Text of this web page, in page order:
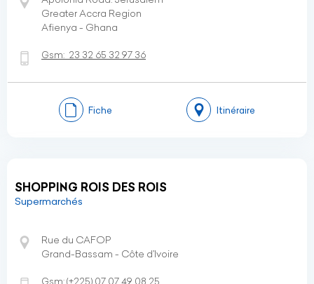
Greater Accra Region
Afienya - Ghana
Gsm: 23 32 65 32 97 36
Fiche Itinéraire
SHOPPING ROIS DES ROIS
Supermarchés
Rue du CAFOP
Grand-Bassam - Côte d’Ivoire
Gsm:(+225) 07 07 49 08 25